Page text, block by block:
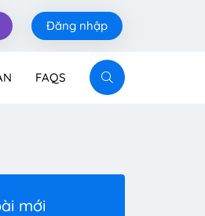
Đăng nhập
FAQS
mới